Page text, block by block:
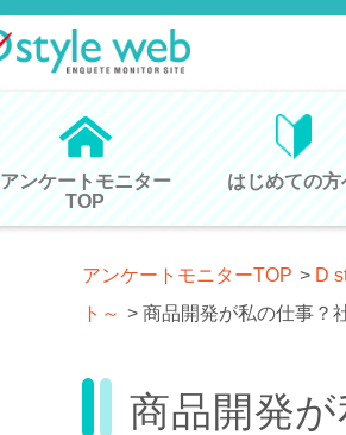
アンケートモニター
TOP
はじめての方
アンケートモニターTOP > D
ト～ > 商品開発が私の仕事？
商品開発